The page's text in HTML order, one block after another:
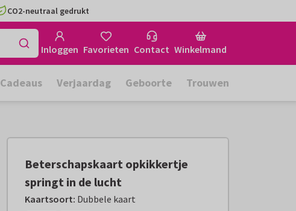
CO2-neutraal gedrukt
Inloggen Favorieten Contact Winkelmand
Cadeaus Verjaardag Geboorte Trouwen
Beterschapskaart opkikkertje
springt in de lucht
Kaartsoort: Dubbele kaart
Vanaf:€ 2,99 excl. verzendkosten